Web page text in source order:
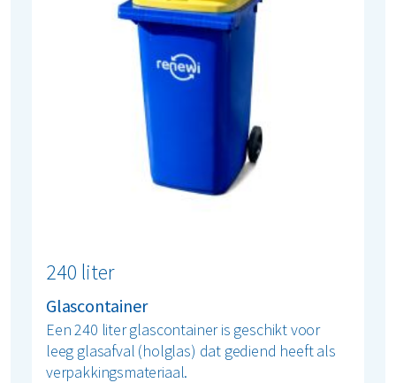
240 liter
Glascontainer
Een 240 liter glascontainer is geschikt voor
leeg glasafval (holglas) dat gediend heeft als
verpakkingsmateriaal.